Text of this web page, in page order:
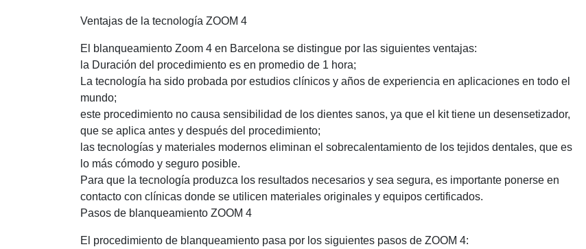
Ventajas de la tecnología ZOOM 4
El blanqueamiento Zoom 4 en Barcelona se distingue por las siguientes ventajas:
la Duración del procedimiento es en promedio de 1 hora;
La tecnología ha sido probada por estudios clínicos y años de experiencia en aplicaciones en todo el
mundo;
este procedimiento no causa sensibilidad de los dientes sanos, ya que el kit tiene un desensetizador,
que se aplica antes y después del procedimiento;
las tecnologías y materiales modernos eliminan el sobrecalentamiento de los tejidos dentales, que es
lo más cómodo y seguro posible.
Para que la tecnología produzca los resultados necesarios y sea segura, es importante ponerse en
contacto con clínicas donde se utilicen materiales originales y equipos certificados.
Pasos de blanqueamiento ZOOM 4
El procedimiento de blanqueamiento pasa por los siguientes pasos de ZOOM 4: